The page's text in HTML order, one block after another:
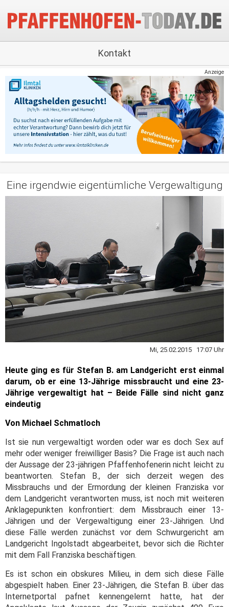
Kontakt
Anzeige
Eine irgendwie eigentümliche Vergewaltigung
Mi, 25.02.2015 17:07 Uhr
Heute ging es für Stefan B. am Landgericht erst einmal
darum, ob er eine 13-Jährige missbraucht und eine 23-
Jährige vergewaltigt hat – Beide Fälle sind nicht ganz
eindeutig
Von Michael Schmatloch
Ist sie nun vergewaltigt worden oder war es doch Sex auf
mehr oder weniger freiwilliger Basis? Die Frage ist auch nach
der Aussage der 23-jährigen Pfaffenhofenerin nicht leicht zu
beantworten. Stefan B., der sich derzeit wegen des
Missbrauchs und der Ermordung der kleinen Franziska vor
dem Landgericht verantworten muss, ist noch mit weiteren
Anklagepunkten konfrontiert: dem Missbrauch einer 13-
Jährigen und der Vergewaltigung einer 23-Jährigen. Und
diese Fälle werden zunächst vor dem Schwurgericht am
Landgericht Ingolstadt abgearbeitet, bevor sich die Richter
mit dem Fall Franziska beschäftigen.
Es ist schon ein obskures Milieu, in dem sich diese Fälle
abgespielt haben. Einer 23-Jährigen, die Stefan B. über das
Internetportal pafnet kennengelernt hatte, hat der